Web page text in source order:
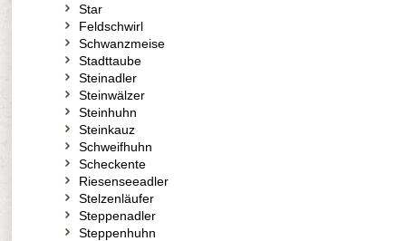
Star
Feldschwirl
Schwanzmeise
Stadttaube
Steinadler
Steinwälzer
Steinhuhn
Steinkauz
Schweifhuhn
Scheckente
Riesenseeadler
Stelzenläufer
Steppenadler
Steppenhuhn